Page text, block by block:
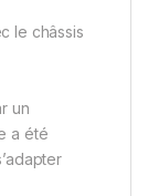
le châssis
un
a été